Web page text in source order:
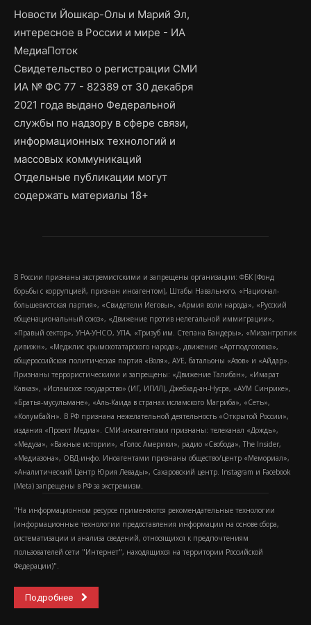
Новости Йошкар-Олы и Марий Эл,
интересное в России и мире - ИА
МедиаПоток
Свидетельство о регистрации СМИ
ИА № ФС 77 - 82389 от 30 декабря
2021 года выдано Федеральной
службы по надзору в сфере связи,
информационных технологий и
массовых коммуникаций
Отдельные публикации могут
содержать материалы 18+
В России признаны экстремистскими и запрещены организации: ФБК (Фонд
борьбы с коррупцией, признан иноагентом), Штабы Навального, «Национал-
большевистская партия», «Свидетели Иеговы», «Армия воли народа», «Русский
общенациональный союз», «Движение против нелегальной иммиграции»,
«Правый сектор», УНА-УНСО, УПА, «Тризуб им. Степана Бандеры», «Мизантропик
дивижн», «Меджлис крымскотатарского народа», движение «Артподготовка»,
общероссийская политическая партия «Воля», АУЕ, батальоны «Азов» и «Айдар».
Признаны террористическими и запрещены: «Движение Талибан», «Имарат
Кавказ», «Исламское государство» (ИГ, ИГИЛ), Джебхад-ан-Нусра, «АУМ Синрике»,
«Братья-мусульмане», «Аль-Каида в странах исламского Магриба», «Сеть»,
«Колумбайн». В РФ признана нежелательной деятельность «Открытой России»,
издания «Проект Медиа». СМИ-иноагентами признаны: телеканал «Дождь»,
«Медуза», «Важные истории», «Голос Америки», радио «Свобода», The Insider,
«Медиазона», ОВД-инфо. Иноагентами признаны общество/центр «Мемориал»,
«Аналитический Центр Юрия Левады», Сахаровский центр. Instagram и Facebook
(Metа) запрещены в РФ за экстремизм.
"На информационном ресурсе применяются рекомендательные технологии
(информационные технологии предоставления информации на основе сбора,
систематизации и анализа сведений, относящихся к предпочтениям
пользователей сети "Интернет", находящихся на территории Российской
Федерации)".
Подробнее